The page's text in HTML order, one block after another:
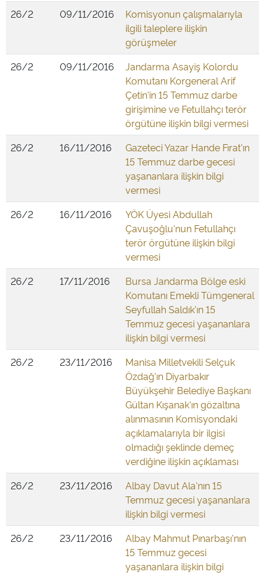
26/2
09/11/2016
Komisyonun çalışmalarıyla
ilgili taleplere ilişkin
görüşmeler
26/2
09/11/2016
Jandarma Asayiş Kolordu
Komutanı Korgeneral Arif
Çetin'in 15 Temmuz darbe
girişimine ve Fetullahçı terör
örgütüne ilişkin bilgi vermesi
26/2
16/11/2016
Gazeteci Yazar Hande Fırat'ın
15 Temmuz darbe gecesi
yaşananlara ilişkin bilgi
vermesi
26/2
16/11/2016
YÖK Üyesi Abdullah
Çavuşoğlu'nun Fetullahçı
terör örgütüne ilişkin bilgi
vermesi
26/2
17/11/2016
Bursa Jandarma Bölge eski
Komutanı Emekli Tümgeneral
Seyfullah Saldık'ın 15
Temmuz gecesi yaşananlara
ilişkin bilgi vermesi
26/2
23/11/2016
Manisa Milletvekili Selçuk
Özdağ'ın Diyarbakır
Büyükşehir Belediye Başkanı
Gültan Kışanak'ın gözaltına
alınmasının Komisyondaki
açıklamalarıyla bir ilgisi
olmadığı şeklinde demeç
verdiğine ilişkin açıklaması
26/2
23/11/2016
Albay Davut Ala'nın 15
Temmuz gecesi yaşananlara
ilişkin bilgi vermesi
26/2
23/11/2016
Albay Mahmut Pınarbaşı'nın
15 Temmuz gecesi
yaşananlara ilişkin bilgi